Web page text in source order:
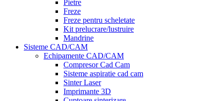
Pietre
Freze
Freze pentru scheletate
Kit prelucrare/lustruire
Mandrine
Sisteme CAD/CAM
Echipamente CAD/CAM
Compresor Cad Cam
Sisteme aspiratie cad cam
Sinter Laser
Imprimante 3D